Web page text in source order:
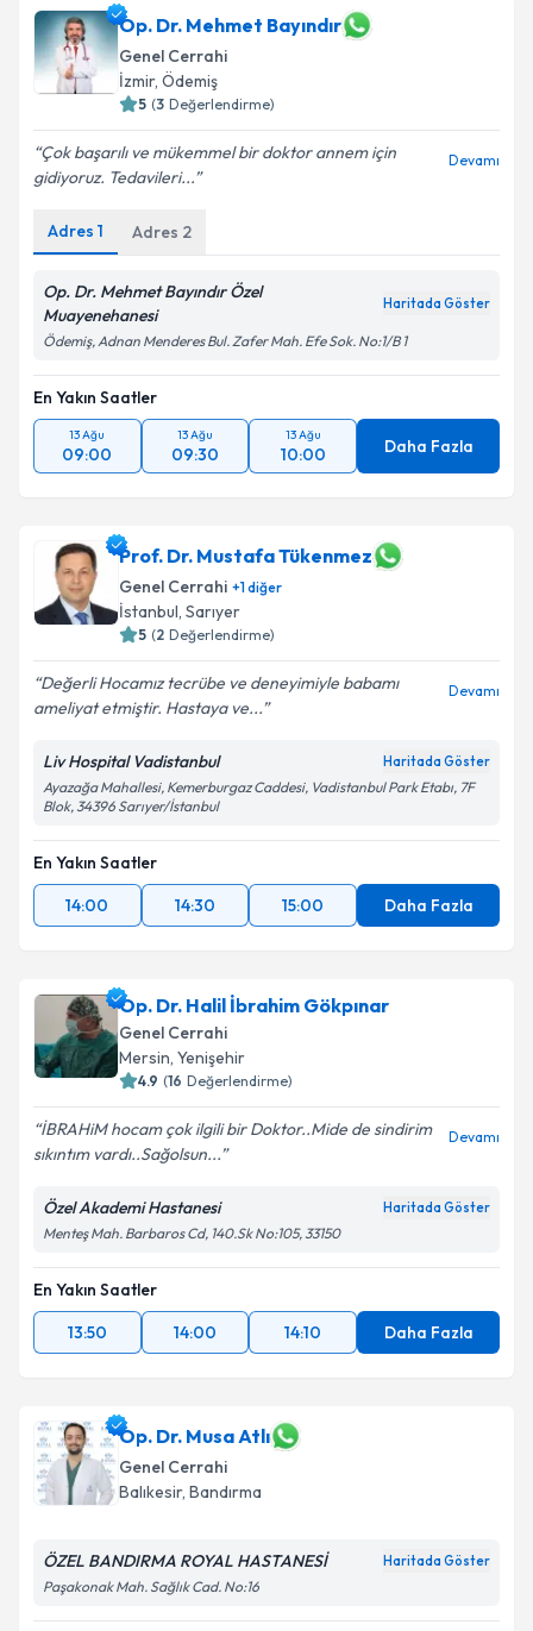
Op. Dr. Mehmet Bayındır
Genel Cerrahi
İzmir, Ödemiş
5 (3 Değerlendirme)
Çok başarılı ve mükemmel bir doktor annem için
gidiyoruz. Tedavileri...
Devamı
Adres 1 Adres 2
Op. Dr. Mehmet Bayındır Özel
Muayenehanesi
Haritada Göster
Ödemiş, Adnan Menderes Bul. Zafer Mah. Efe Sok. No:1/B 1
En Yakın Saatler
13 Ağu
09:00
13 Ağu
09:30
13 Ağu
10:00 Daha Fazla
Prof. Dr. Mustafa Tükenmez
Genel Cerrahi +1diğer
İstanbul, Sarıyer
5 (2 Değerlendirme)
Değerli Hocamız tecrübe ve deneyimiyle babamı
ameliyat etmiştir. Hastaya ve...
Devamı
Liv Hospital Vadistanbul Haritada Göster
Ayazağa Mahallesi, Kemerburgaz Caddesi, Vadistanbul Park Etabı, 7F
Blok, 34396 Sarıyer/İstanbul
En Yakın Saatler
14:00
14:30 15:00 Daha Fazla
Op. Dr. Halil İbrahim Gökpınar
Genel Cerrahi
Mersin, Yenişehir
4.9 (16 Değerlendirme)
İBRAHiM hocam çok ilgili bir Doktor..Mide de sindirim
sıkıntım vardı..Sağolsun...
Devamı
Özel Akademi Hastanesi Haritada Göster
Menteş Mah. Barbaros Cd, 140.Sk No:105, 33150
En Yakın Saatler
13:50
14:00 14:10 Daha Fazla
Op. Dr. Musa Atlı
Genel Cerrahi
Balıkesir, Bandırma
ÖZEL BANDIRMA ROYAL HASTANESİ Haritada Göster
Paşakonak Mah. Sağlık Cad. No:16